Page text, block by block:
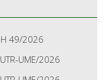
49/2026
UME/2026